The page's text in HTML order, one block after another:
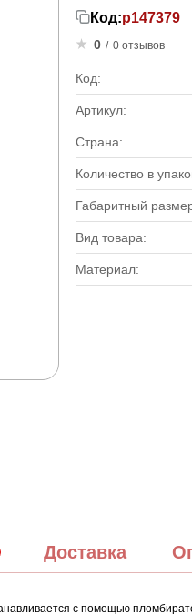
Код:р147379
0 / 0 отзывов
Код:
Артикул:
Страна:
Количество в
Габаритный
Вид товара:
Материал:
Доставка
с помощью